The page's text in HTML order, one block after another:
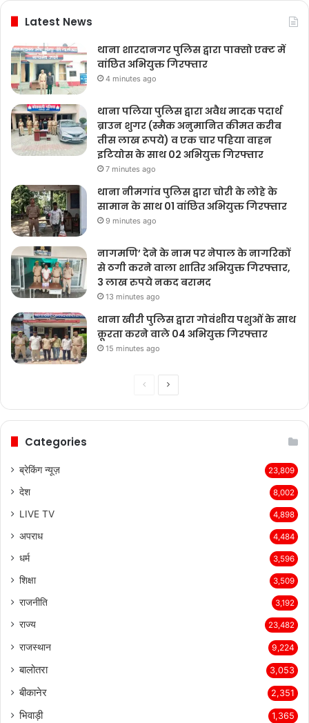
Latest News
थाना शारदानगर पुलिस द्वारा पाक्सो एक्ट में
वांछित अभियुक्त गिरफ्तार
4 minutes ago
थाना पलिया पुलिस द्वारा अवैध मादक पदार्थ
ब्राउन शुगर (स्मैक अनुमानित कीमत करीब
तीस लाख रूपये) व एक चार पहिया वाहन
इटियोस के साथ 02 अभियुक्त गिरफ्तार
7 minutes ago
थाना नीमगांव पुलिस द्वारा चोरी के लोहे के
सामान के साथ 01 वांछित अभियुक्त गिरफ्तार
9 minutes ago
नागमणि’ देने के नाम पर नेपाल के नागरिकों
से ठगी करने वाला शातिर अभियुक्त गिरफ्तार,
3 लाख रुपये नकद बरामद
13 minutes ago
थाना खीरी पुलिस द्वारा गोवंशीय पशुओं के साथ
क्रूरता करने वाले 04 अभियुक्त गिरफ्तार
15 minutes ago
PreviousNext
Categories
ब्रेकिंग न्यूज़ 23,809
देश 8,002
LIVE TV 4,898
अपराध 4,484
धर्म 3,596
शिक्षा 3,509
राजनीति 3,192
राज्य 23,482
राजस्थान 9,224
बालोतरा 3,053
बीकानेर 2,351
भिवाड़ी 1,365